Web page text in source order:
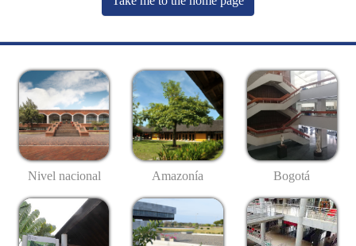
Nivel nacional Amazonía Bogotá